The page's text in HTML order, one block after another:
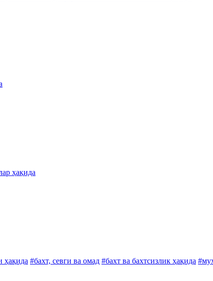
ҳақида
ҳақида #бахт, севги ва омад #бахт ва бахтсизлик ҳақида